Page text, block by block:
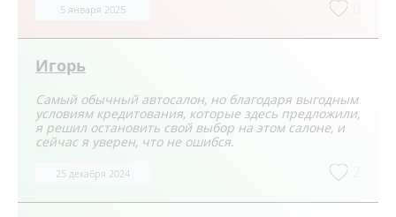
5 января 2025
Игорь
Самый обычный автосалон, но благодаря выгодным
условиям кредитования, которые здесь предложили,
я решил остановить свой выбор на этом салоне, и
сейчас я уверен, что не ошибся.
25 декабря 2024